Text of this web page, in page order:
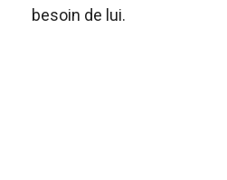
besoin de lui.